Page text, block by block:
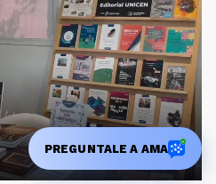
PREGUNTALE A AMA